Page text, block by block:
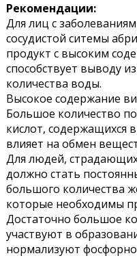
Рекомендации:
Для лиц с
сосудистой ситемы
продукт с высоким
способствует выводу
количества воды.
Высокое содержание
Большое количество
кислот, содержащихся
влияет на обмен
Для людей,
должно стать
большого количества
которые необходимы
Достаточно большое
участвуют в
нормализуют